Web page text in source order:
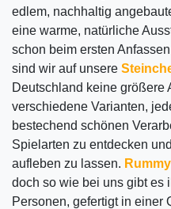
edlem, nachhaltig
eine warme, natürliche
schon beim ersten
sind wir auf unsere
Deutschland keine größere
verschiedene Varianten,
bestechend schönen
Spielarten zu entdecken
aufleben zu lassen. Rummy
doch so wie bei uns gibt es
Personen, gefertigt in einer